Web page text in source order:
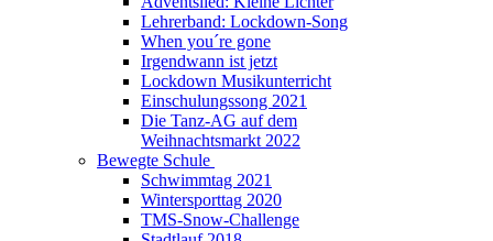
Lehrerband: Lockdown-Song
When you´re gone
Irgendwann ist jetzt
Lockdown Musikunterricht
Einschulungssong 2021
Die Tanz-AG auf dem
Weihnachtsmarkt 2022
Bewegte Schule
Schwimmtag 2021
Wintersporttag 2020
TMS-Snow-Challenge